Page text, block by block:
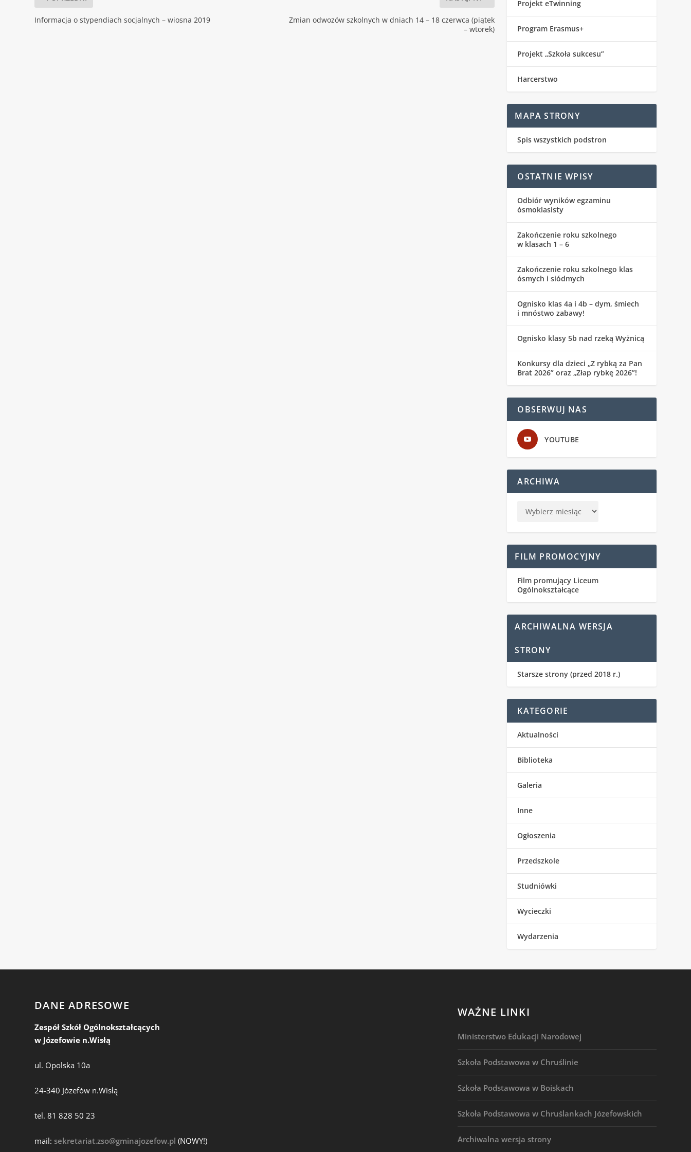
Informacja o stypendiach socjalnych – wiosna 2019
Zmian odwozów szkolnych w dniach 14 – 18 czerwca (piątek
– wtorek)
Projekt eTwinning
Program Erasmus+
Projekt „Szkoła sukcesu”
Harcerstwo
MAPA STRONY
Spis wszystkich podstron
OSTATNIE WPISY
Odbiór wyników egzaminu
ósmoklasisty
Zakończenie roku szkolnego
w klasach 1 – 6
Zakończenie roku szkolnego klas
ósmych i siódmych
Ognisko klas 4a i 4b – dym, śmiech
i mnóstwo zabawy!
Ognisko klasy 5b nad rzeką Wyżnicą
Konkursy dla dzieci „Z rybką za Pan
Brat 2026” oraz „Złap rybkę 2026”!
OBSERWUJ NAS
YOUTUBE
ARCHIWA
FILM PROMOCYJNY
Film promujący Liceum
Ogólnokształcące
ARCHIWALNA WERSJA
STRONY
Starsze strony (przed 2018 r.)
KATEGORIE
Aktualności
Biblioteka
Galeria
Inne
Ogłoszenia
Przedszkole
Studniówki
Wycieczki
Wydarzenia
DANE ADRESOWE
Zespół Szkół Ogólnokształcących
w Józefowie n.Wisłą
ul. Opolska 10a
24-340 Józefów n.Wisłą
tel. 81 828 50 23
mail:sekretariat.zso@gminajozefow.pl (NOWY!)
WAŻNE LINKI
Ministerstwo Edukacji Narodowej
Szkoła Podstawowa w Chruślinie
Szkoła Podstawowa w Boiskach
Szkoła Podstawowa w Chruślankach Józefowskich
Archiwalna wersja strony